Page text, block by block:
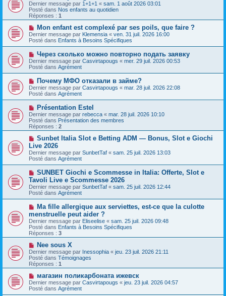
g
e
u
m
e
s
a
g
e
o
u
v
e
a
u
m
e
s
a
g
e
Dernier message par 1+1+1 « sam. 1 août 2026 03:01
Posté dans Nos enfants au quotidien
Réponses : 1
N
o
u
v
e
a
u
m
e
s
a
g
e
Mon enfant est complexé par ses poils, que faire ?
Dernier message par Klemensia « ven. 31 juil. 2026 16:00
Posté dans Enfants à Besoins Spécifiques
N
o
u
v
e
a
u
m
e
s
a
g
e
Через сколько можно повторно подать заявку
Dernier message par Casvirtapougs « mer. 29 juil. 2026 00:53
Posté dans Agrément
N
o
u
v
e
a
u
m
e
s
a
g
e
Почему МФО отказали в займе?
Dernier message par Casvirtapougs « mar. 28 juil. 2026 22:08
Posté dans Agrément
N
o
u
v
e
a
u
m
e
s
s
a
g
e
Présentation Estel
Dernier message par rebecca « mar. 28 juil. 2026 10:10
Posté dans Présentation des membres
Réponses : 2
N
u
v
e
a
u
m
e
s
a
g
e
Sunbet Italia Slot e Betting ADM — Bonus, Slot e Giochi
Live 2026
Dernier message par SunbetTaf « sam. 25 juil. 2026 13:03
Posté dans Agrément
N
u
v
e
a
m
e
s
s
a
g
e
SUNBET Giochi e Scommesse in Italia: Offerte, Slot e
Tavoli Live e Scommesse 2026
Dernier message par SunbetTaf « sam. 25 juil. 2026 12:44
Posté dans Agrément
N
u
v
e
a
u
m
e
s
s
g
e
Ma fille allergique aux serviettes, est-ce que la culotte
menstruelle peut aider ?
Dernier message par Eliseelise « sam. 25 juil. 2026 09:48
Posté dans Enfants à Besoins Spécifiques
Réponses : 3
N
o
u
v
e
a
u
m
e
Nee sous X
Dernier message par Inessophia « jeu. 23 juil. 2026 21:11
Posté dans Témoignages
Réponses : 1
N
o
u
v
магазин поликарбоната ижевск
Dernier message par Casvirtapougs « jeu. 23 juil. 2026 04:57
Posté dans Agrément